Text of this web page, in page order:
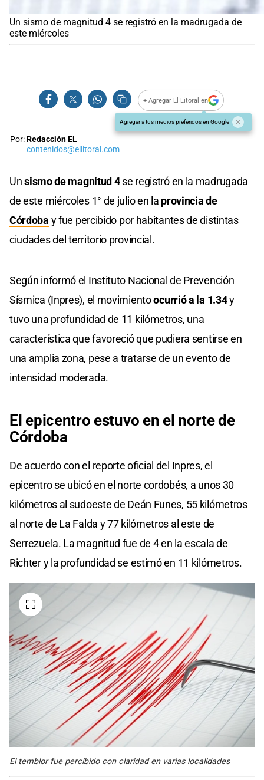
Un sismo de magnitud 4 se registró en la madrugada de
este miércoles
+ Agregar El Litoral en
Agregar a tus medios preferidos en Google
Por:Redacción EL
contenidos@ellitoral.com
Unsismo de magnitud 4se registró en la madrugada
de este miércoles 1° de julio en la provincia de
Córdoba y fue percibido por habitantes de distintas
ciudades del territorio provincial.
Según informó el Instituto Nacional de Prevención
Sísmica (Inpres), el movimientoocurrió a la 1.34y
tuvo una profundidad de 11 kilómetros, una
característica que favoreció que pudiera sentirse en
una amplia zona, pese a tratarse de un evento de
intensidad moderada.
El epicentro estuvo en el norte de
Córdoba
De acuerdo con el reporte oficial del Inpres, el
epicentro se ubicó en el norte cordobés, a unos 30
kilómetros al sudoeste de Deán Funes, 55 kilómetros
al norte de La Falda y 77 kilómetros al este de
Serrezuela. La magnitud fue de 4 en la escala de
Richter y la profundidad se estimó en 11 kilómetros.
El temblor fue percibido con claridad en varias localidades